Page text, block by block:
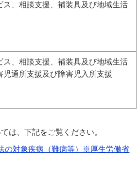
ス、相談支援、補装具及び地域生活
ス、相談支援、補装具及び地域生活
児通所支援及び障害児入所支援
は、下記をご覧ください。
の対象疾病（難病等）※厚生労働省